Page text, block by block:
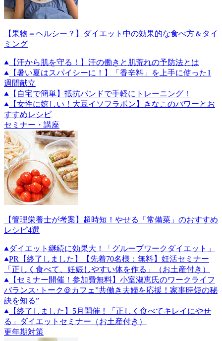
【果物＝ヘルシー？】ダイエット中の効果的な食べ方＆タイ
ミング
【汗から肌を守る！】汗の働きと肌荒れの予防法とは
【暑い夏はスパイシーに！】「香辛料」を上手に使った1
週間献立
【自宅で簡単】抵抗バンドで手軽にトレーニング！
【女性に嬉しい！大豆イソフラボン】きなこのパワーとお
すすめレシピ
セミナー・講座
【管理栄養士が考案】超時短！やせる「常備菜」のおすすめ
レシピ4選
ダイエット継続に効果大！「グループワークダイエット」
PR 【終了しました】【先着70名様：無料】妊活セミナー
「正しく食べて、妊娠しやすい体を作る」（お土産付き）
【セミナー開催！参加費無料】小室淑恵氏のワークライフ
バランス･トーク＠カフェ”共働き夫婦を応援！家事時短の秘
訣を知る”
【終了しました】5月開催！「正しく食べてキレイにやせ
る」ダイエットセミナー（お土産付き）
更年期対策